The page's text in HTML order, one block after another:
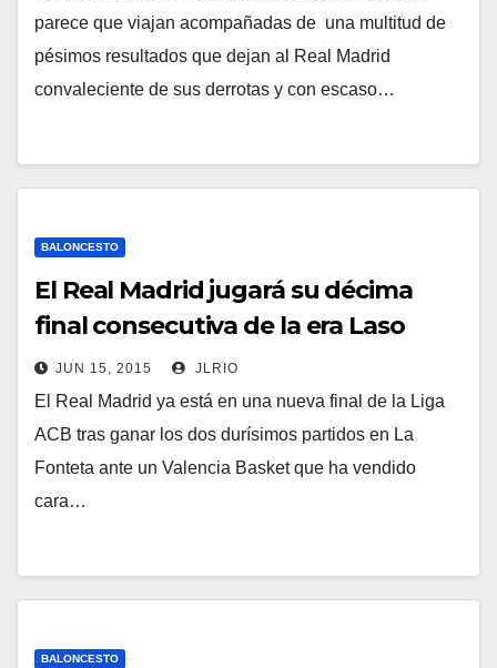
parece que viajan acompañadas de una multitud de
pésimos resultados que dejan al Real Madrid
convaleciente de sus derrotas y con escaso…
BALONCESTO
El Real Madrid jugará su décima
final consecutiva de la era Laso
JUN 15, 2015 JLRIO
El Real Madrid ya está en una nueva final de la Liga
ACB tras ganar los dos durísimos partidos en La
Fonteta ante un Valencia Basket que ha vendido
cara…
BALONCESTO